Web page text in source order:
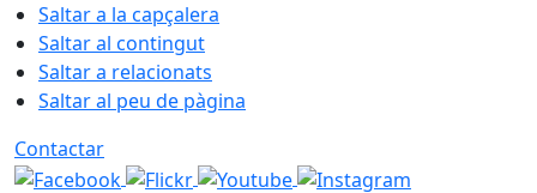
Saltar a la capçalera
Saltar al contingut
Saltar a relacionats
Saltar al peu de pàgina
Contactar